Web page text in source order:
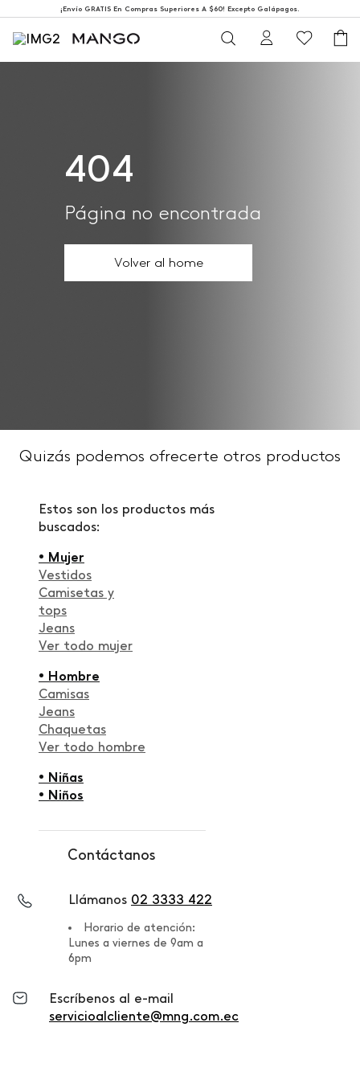
¡Envío GRATIS En Compras Superiores A $60! Excepto Galápagos.
404
Página no encontrada
Volver al home
Quizás podemos ofrecerte otros productos
Estos son los productos más
buscados:
• Mujer
Vestidos
Camisetas y
tops
Jeans
Ver todo mujer
• Hombre
Camisas
Jeans
Chaquetas
Ver todo hombre
• Niñas
• Niños
Contáctanos
Llámanos 02 3333 422
Horario de atención:
Lunes a viernes de 9am a
6pm
Escríbenos al e-mail
servicioalcliente@mng.com.ec